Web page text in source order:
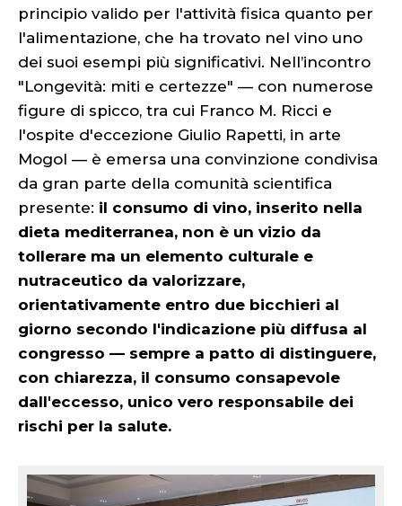
principio valido per l'attività fisica quanto per
l'alimentazione, che ha trovato nel vino uno
dei suoi esempi più significativi. Nell’incontro
"Longevità: miti e certezze" — con numerose
figure di spicco, tra cui Franco M. Ricci e
l'ospite d'eccezione Giulio Rapetti, in arte
Mogol — è emersa una convinzione condivisa
da gran parte della comunità scientifica
presente: il consumo di vino, inserito nella
dieta mediterranea, non è un vizio da
tollerare ma un elemento culturale e
nutraceutico da valorizzare,
orientativamente entro due bicchieri al
giorno secondo l'indicazione più diffusa al
congresso — sempre a patto di distinguere,
con chiarezza, il consumo consapevole
dall'eccesso, unico vero responsabile dei
rischi per la salute.